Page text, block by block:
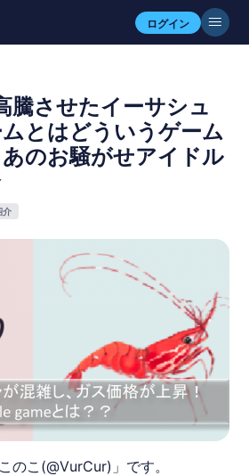
ログイン
騰させたイーサシュ
とはどういうゲーム
のお騒がせアイドル
介
のこ(@VurCur)」です。